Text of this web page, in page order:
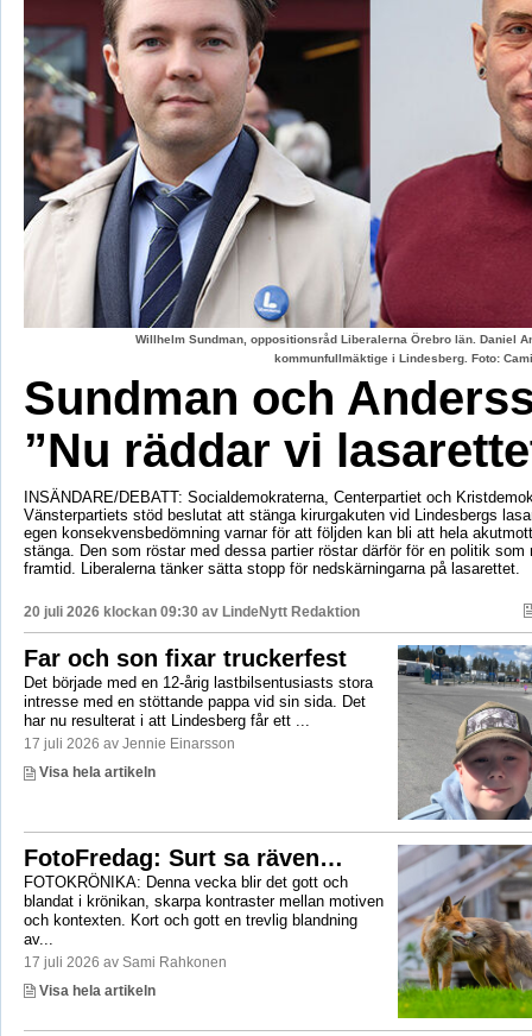
Willhelm Sundman, oppositionsråd Liberalerna Örebro län. Daniel
kommunfullmäktige i Lindesberg. Foto:
Sundman och
”Nu räddar vi
INSÄNDARE/DEBATT: Socialdemokraterna, Centerpartiet och
Vänsterpartiets stöd beslutat att stänga kirurgakuten vid Lindesbergs
egen konsekvensbedömning varnar för att följden kan bli att hela
stänga. Den som röstar med dessa partier röstar därför för en politik som
framtid. Liberalerna tänker sätta stopp för nedskärningarna på lasarettet.
20 juli 2026 klockan 09:30 av LindeNytt Redaktion
Far och son fixar truckerfest
Det började med en 12-årig lastbilsentusiasts stora
intresse med en stöttande pappa vid sin sida. Det
har nu resulterat i att Lindesberg får ett ...
17 juli 2026 av Jennie Einarsson
Visa hela artikeln
FotoFredag: Surt sa räven…
FOTOKRÖNIKA: Denna vecka blir det gott och
blandat i krönikan, skarpa kontraster mellan motiven
och kontexten. Kort och gott en trevlig blandning
av...
17 juli 2026 av Sami Rahkonen
Visa hela artikeln